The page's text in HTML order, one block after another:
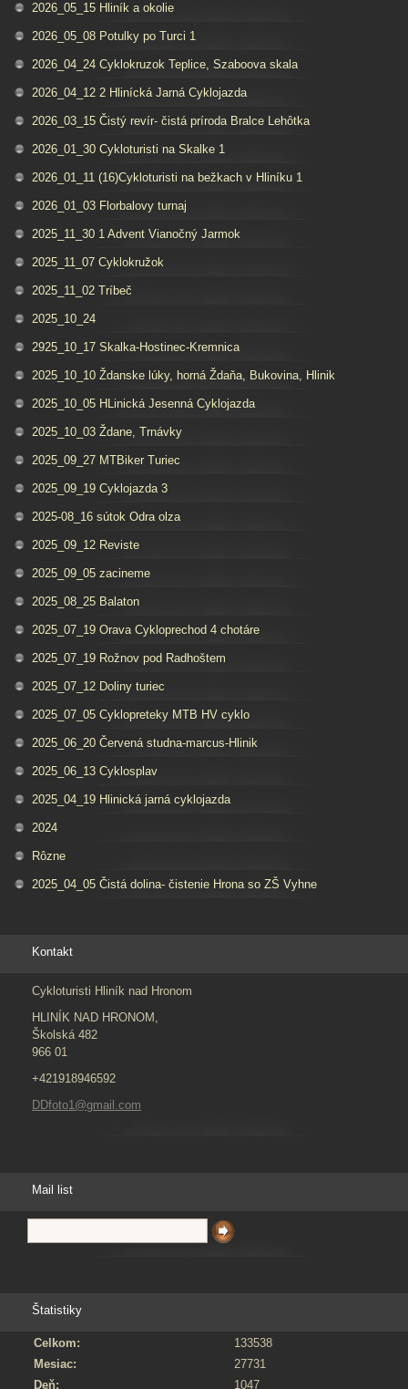
2026_05_15 Hliník a okolie
2026_05_08 Potulky po Turci 1
2026_04_24 Cyklokruzok Teplice, Szaboova skala
2026_04_12 2 Hlinícká Jarná Cyklojazda
2026_03_15 Čistý revír- čistá príroda Bralce Lehôtka
2026_01_30 Cykloturisti na Skalke 1
2026_01_11 (16)Cykloturisti na bežkach v Hliníku 1
2026_01_03 Florbalovy turnaj
2025_11_30 1 Advent Vianočný Jarmok
2025_11_07 Cyklokružok
2025_11_02 Tríbeč
2025_10_24
2925_10_17 Skalka-Hostinec-Kremnica
2025_10_10 Ždanske lúky, horná Ždaňa, Bukovina, Hlinik
2025_10_05 HLinická Jesenná Cyklojazda
2025_10_03 Ždane, Trnávky
2025_09_27 MTBiker Turiec
2025_09_19 Cyklojazda 3
2025-08_16 sútok Odra olza
2025_09_12 Reviste
2025_09_05 zacineme
2025_08_25 Balaton
2025_07_19 Orava Cykloprechod 4 chotáre
2025_07_19 Rožnov pod Radhoštem
2025_07_12 Doliny turiec
2025_07_05 Cyklopreteky MTB HV cyklo
2025_06_20 Červená studna-marcus-Hlinik
2025_06_13 Cyklosplav
2025_04_19 Hlinická jarná cyklojazda
2024
Rôzne
2025_04_05 Čistá dolina- čistenie Hrona so ZŠ Vyhne
Kontakt
Cykloturisti Hliník nad Hronom
HLINÍK NAD HRONOM,
Školská 482
966 01
+421918946592
DDfoto1@gmail.com
Mail list
Štatistiky
Celkom:
133538
Mesiac:
27731
Deň:
1047